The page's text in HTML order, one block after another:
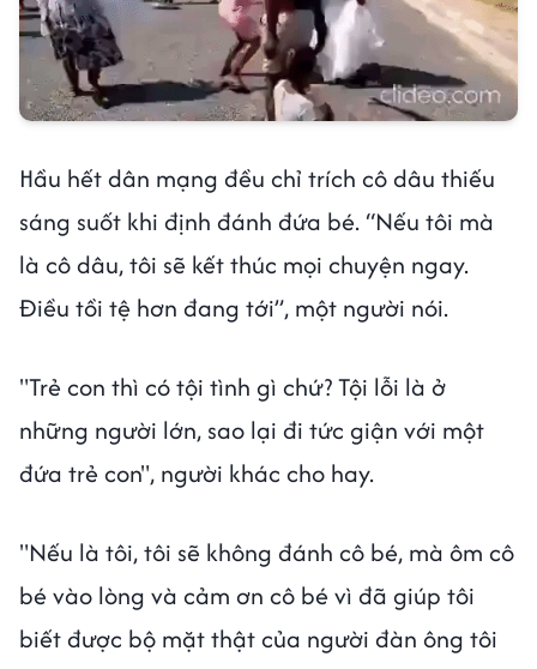
Hầu hết dân mạng đều chỉ trích cô dâu thiếu
sáng suốt khi định đánh đứa bé. “Nếu tôi mà
là cô dâu, tôi sẽ kết thúc mọi chuyện ngay.
Điều tồi tệ hơn đang tới”, một người nói.
"Trẻ con thì có tội tình gì chứ? Tội lỗi là ở
những người lớn, sao lại đi tức giận với một
đứa trẻ con", người khác cho hay.
"Nếu là tôi, tôi sẽ không đánh cô bé, mà ôm cô
bé vào lòng và cảm ơn cô bé vì đã giúp tôi
biết được bộ mặt thật của người đàn ông tôi